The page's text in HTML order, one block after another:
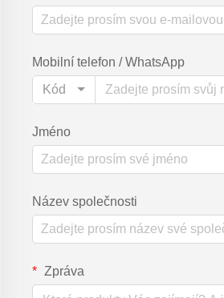
Mobilní telefon / WhatsApp
Kód
Jméno
Název společnosti
Zpráva